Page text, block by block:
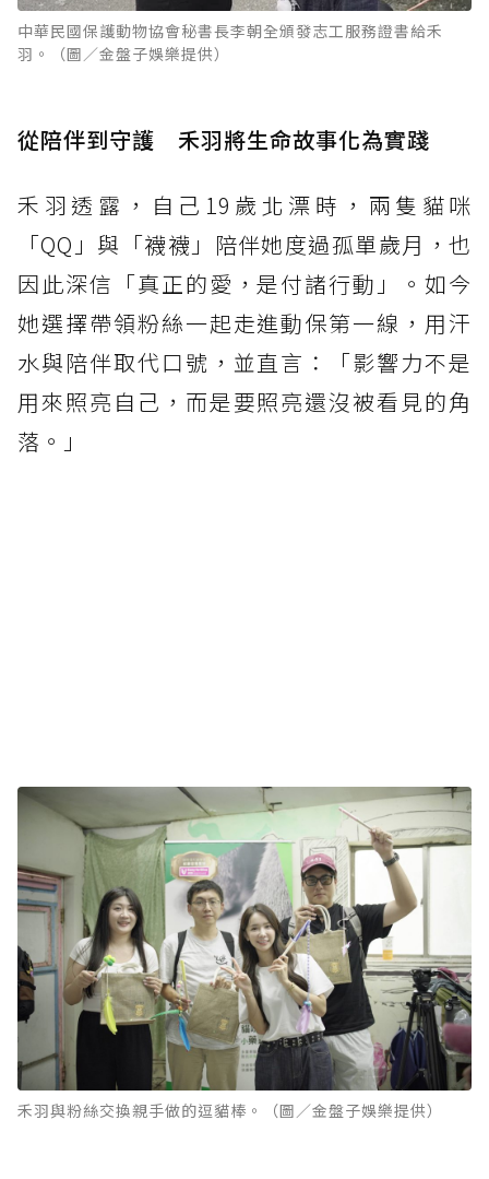
中華民國保護動物協會秘書長李朝全頒發志工服務證書給禾
羽。（圖／金盤子娛樂提供）
從陪伴到守護 禾羽將生命故事化為實踐
禾羽透露，自己19歲北漂時，兩隻貓咪
「QQ」與「襪襪」陪伴她度過孤單歲月，也
因此深信「真正的愛，是付諸行動」。如今
她選擇帶領粉絲一起走進動保第一線，用汗
水與陪伴取代口號，並直言：「影響力不是
用來照亮自己，而是要照亮還沒被看見的角
落。」
禾羽與粉絲交換親手做的逗貓棒。（圖／金盤子娛樂提供）